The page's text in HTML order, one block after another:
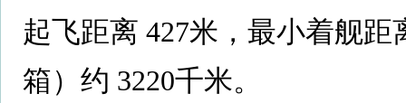
起飞距离 427米，最小着舰
箱）约 3220千米。